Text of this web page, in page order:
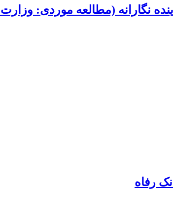
نگارانه (مطالعه موردی:
رفاه